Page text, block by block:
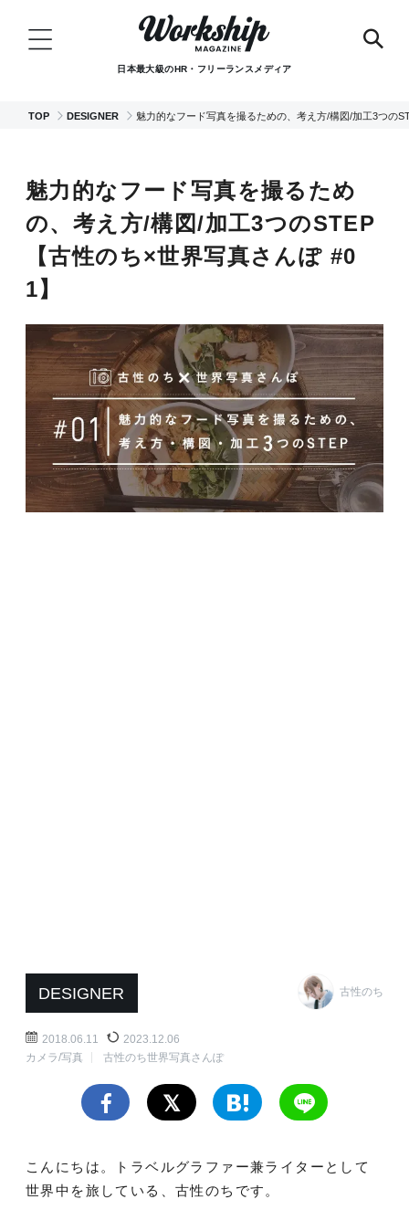
日本最大級のHR・フリーランスメディア
TOP DESIGNER 魅力的なフード写真を撮るための、考え方/構図/加工3つの
魅力的なフード写真を撮るため
の、考え方/構図/加工3つのSTEP
【古性のち×世界写真さんぽ #0
1】
DESIGNER 古性のち
2018.06.11
2023.12.06
カメラ/写真
古性のち世界写真さんぽ
こんにちは。トラベルグラファー兼ライターとして
世界中を旅している、古性のちです。